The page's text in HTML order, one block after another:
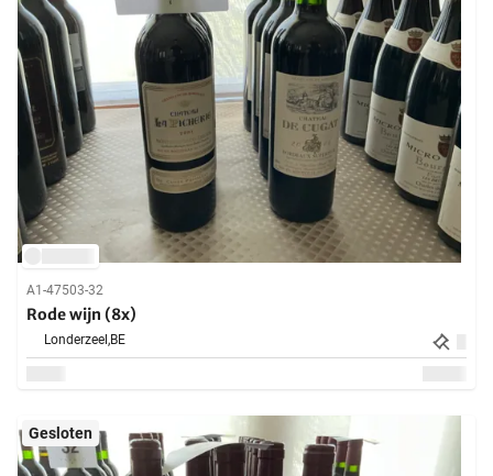
A1-47503-32
Rode wijn (8x)
Londerzeel,BE
Gesloten